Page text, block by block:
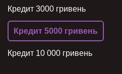
Кредит 3000 гривень
Кредит 5000 гривень
Кредит 10 000 гривень